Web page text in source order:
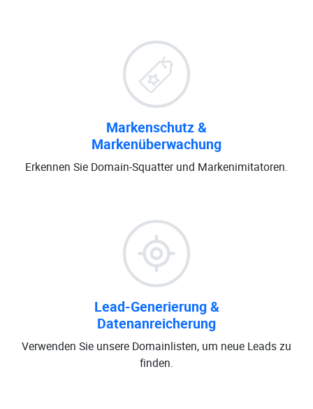
Markenschutz &
Markenüberwachung
Erkennen Sie Domain-Squatter und Markenimitatoren.
Lead-Generierung &
Datenanreicherung
Verwenden Sie unsere Domainlisten, um neue Leads zu
finden.